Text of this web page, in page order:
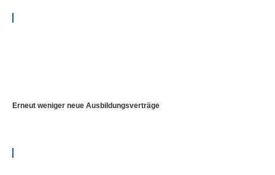
Erneut weniger neue Ausbildungsverträge